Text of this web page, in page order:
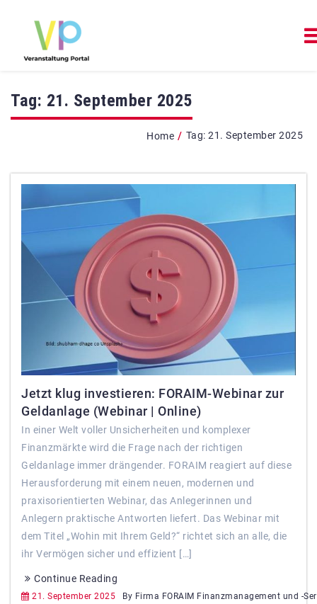
Tag: 21. September 2025
Home / Tag: 21. September 2025
Jetzt klug investieren: FORAIM-Webinar zur
Geldanlage (Webinar | Online)
In einer Welt voller Unsicherheiten und komplexer
Finanzmärkte wird die Frage nach der richtigen
Geldanlage immer drängender. FORAIM reagiert auf diese
Herausforderung mit einem neuen, modernen und
praxisorientierten Webinar, das Anlegerinnen und
Anlegern praktische Antworten liefert. Das Webinar mit
dem Titel „Wohin mit Ihrem Geld?“ richtet sich an alle, die
ihr Vermögen sicher und effizient […]
Continue Reading
21. September 2025 By Firma FORAIM Finanzmanagement und -